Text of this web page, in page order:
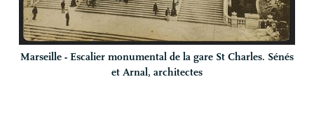
Marseille - Escalier monumental de la gare St Charles. Sénés
et Arnal, architectes